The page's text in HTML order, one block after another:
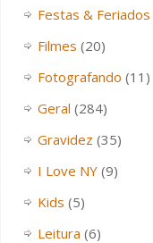
Festas & Feriados
Filmes (20)
Fotografando (11)
Geral (284)
Gravidez (35)
I Love NY(9)
Kids (5)
Leitura (6)